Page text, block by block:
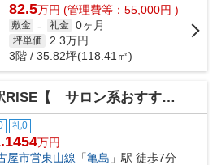
82.5万円 (管理費等：55,000円 )
敷金 - 礼金 0ヶ月
坪単価 2.3万円
3階 / 35.82坪(118.41㎡)
【 サロン系おすすめ 】
礼0
万円
屋市営東山線 「亀島 」駅 徒歩7分